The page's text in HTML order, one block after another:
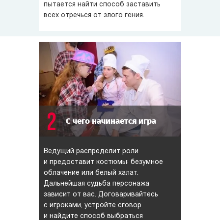
в смирительную рубашку... а потом сбежать на катере
от заслуженного наказания!
пытается найти способ заставить
всех отречься от злого гения.
2 С чего начинается игра
Ведущий распределит роли
и предоставит костюмы: безумное
облачение или белый халат.
Дальнейшая судьба персонажа
зависит от вас. Договаривайтесь
с игроками, устройте сговор
и найдите способ выбраться